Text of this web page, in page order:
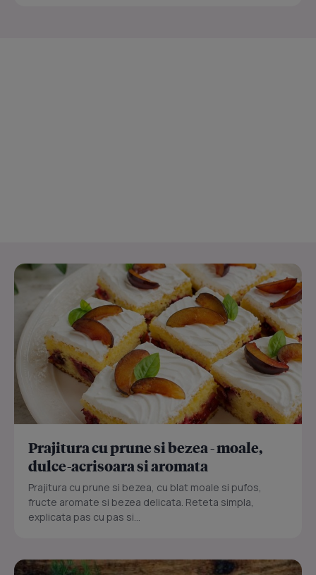
Prajitura cu prune si bezea - moale,
dulce-acrisoara si aromata
Prajitura cu prune si bezea, cu blat moale si pufos,
fructe aromate si bezea delicata. Reteta simpla,
explicata pas cu pas si...